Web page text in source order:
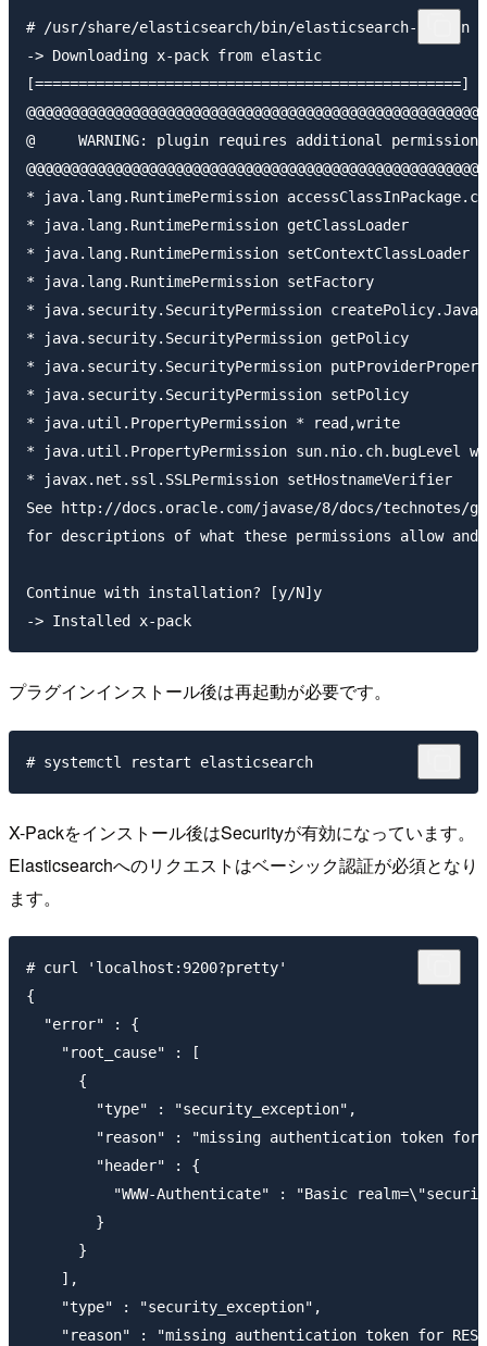
# /usr/share/elasticsearch/bin/elasticsearch-plugin
-> Downloading x-pack from elastic
[=================================================]
@     WARNING: plugin requires additional
* java.lang.RuntimePermission
* java.lang.RuntimePermission getClassLoader
* java.lang.RuntimePermission setContextClassLoader
* java.lang.RuntimePermission setFactory
* java.security.SecurityPermission
* java.security.SecurityPermission getPolicy
* java.security.SecurityPermission
* java.security.SecurityPermission setPolicy
* java.util.PropertyPermission * read,write
* java.util.PropertyPermission sun.nio.ch.bugLevel
* javax.net.ssl.SSLPermission setHostnameVerifier
See http://docs.oracle.com/javase/8/docs/technotes/
for descriptions of what these permissions allow
Continue with installation? [y/N]y
プラグインインストール後は再起動が必要です。
X-Packをインストール後はSecurityが有効になっています。
Elasticsearchへのリクエストはベーシック認証が必須となり
ます。
# curl 'localhost:9200?pretty'
{
  "error" : {
    "root_cause" : [
      {
        "type" : "security_exception",
"reason" : "missing authentication token for
        "header" : {
"WWW-Authenticate" : "Basic
        }
      }
    ],
    "type" : "security_exception",
"reason" : "missing authentication token for